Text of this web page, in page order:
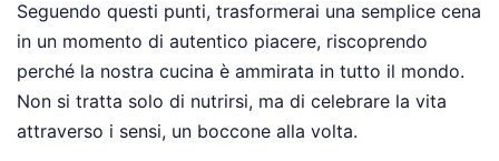
Seguendo questi punti, trasformerai una semplice cena
in un momento di autentico piacere, riscoprendo
perché la nostra cucina è ammirata in tutto il mondo.
Non si tratta solo di nutrirsi, ma di celebrare la vita
attraverso i sensi, un boccone alla volta.